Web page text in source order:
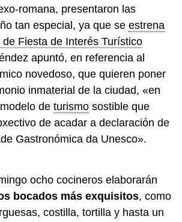
romana, presentaron las
tan especial, ya que se estrena
de Fiesta de Interés Turístico
apuntó, en referencia al
novedoso, que quieren poner
inmaterial de la ciudad, «en
de turismo sostible que
de acadar a declaración de
Gastronómica da Unesco».
ocho cocineros elaborarán
bocados más exquisitos, como
costilla, tortilla y hasta un